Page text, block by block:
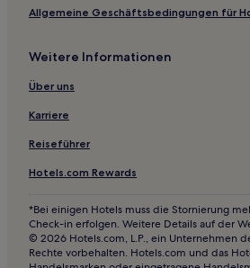
Allgemeine Geschäftsbedingungen für
Weitere Informationen
Über uns
Karriere
Reiseführer
Hotels.com Rewards
*Bei einigen Hotels muss die Stornierung
Check-in erfolgen. Weitere Details auf der
© 2026 Hotels.com, L.P., ein Unternehmen
Rechte vorbehalten. Hotels.com und das